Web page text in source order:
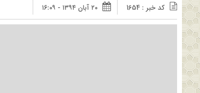
کد خبر : 1654 ۲۰ آبان ۱۳۹۴ - ۱۶:۰۹